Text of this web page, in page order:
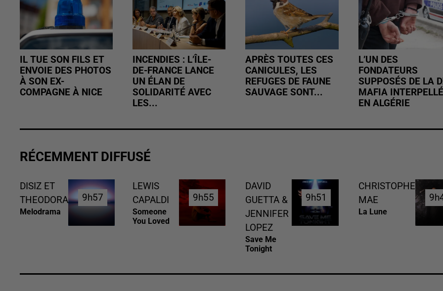
IL TUE SON FILS ET
ENVOIE DES PHOTOS
À SON EX-
COMPAGNE À NICE
INCENDIES : L’ÎLE-
DE-FRANCE LANCE
UN ÉLAN DE
SOLIDARITÉ AVEC
LES...
APRÈS TOUTES CES
CANICULES, LES
REFUGES DE FAUNE
SAUVAGE SONT...
L’UN DES
FONDATEURS
SUPPOSÉS DE LA
MAFIA INTERPELLÉ
EN ALGÉRIE
RÉCEMMENT DIFFUSÉ
DISIZ ET
THEODORA
Melodrama
9h57
9h57
LEWIS
CAPALDI
Someone
You Loved
9h55
9h55
DAVID
GUETTA &
JENNIFER
LOPEZ
Save Me
Tonight
9h51
9h51
CHRISTOPHE
MAE
La Lune